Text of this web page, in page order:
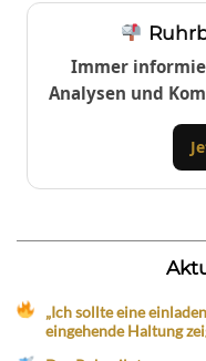
Immer
Analysen und
„Ich sollte eine
eingehende Haltung